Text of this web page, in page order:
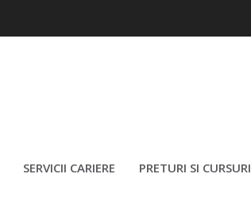
SERVICII CARIERE PRETURI SI CURSURI